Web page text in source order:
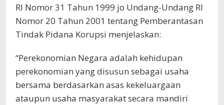
RI Nomor 31 Tahun 1999 jo Undang-Undang RI
Nomor 20 Tahun 2001 tentang Pemberantasan
Tindak Pidana Korupsi menjelaskan:
“Perekonomian Negara adalah kehidupan
perekonomian yang disusun sebagai usaha
bersama berdasarkan asas kekeluargaan
ataupun usaha masyarakat secara mandiri